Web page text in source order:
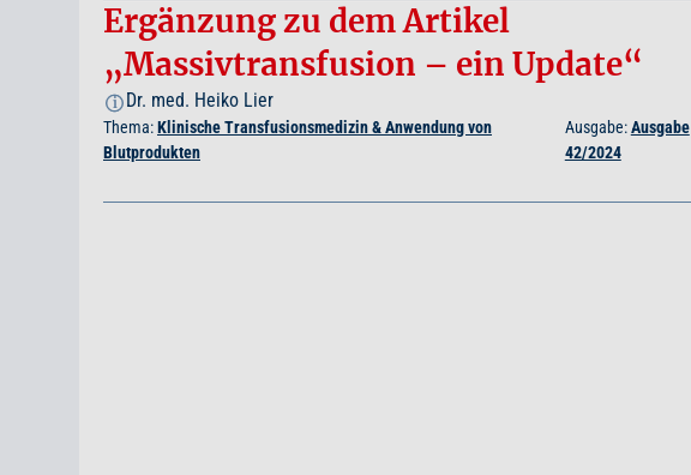
Ergänzung zu dem Artikel
„Massivtransfusion – ein Update“
i Dr. med. Heiko Lier
Thema:Klinische Transfusionsmedizin & Anwendung von
Blutprodukten
Ausgabe:Ausgabe
42/2024